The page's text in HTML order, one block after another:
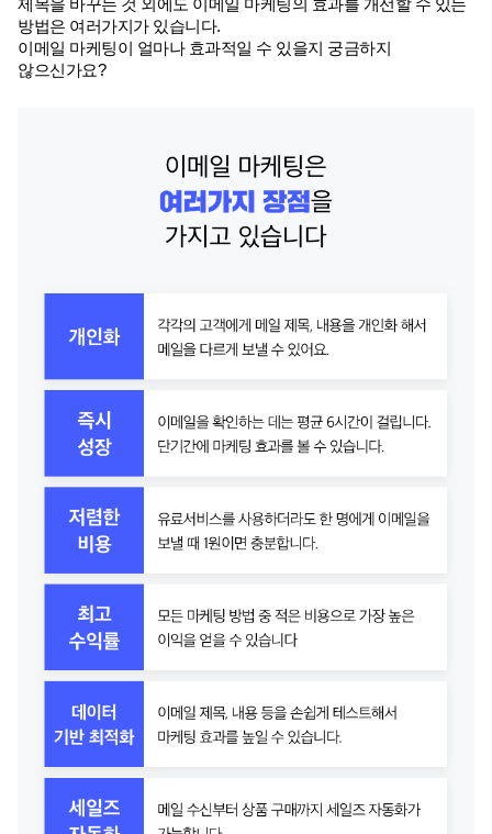
제목을 바꾸는 것 외에도 이메일 마케팅의 효과를 개선할 수 있는
방법은 여러가지가 있습니다.
이메일 마케팅이 얼마나 효과적일 수 있을지 궁금하지
않으신가요?